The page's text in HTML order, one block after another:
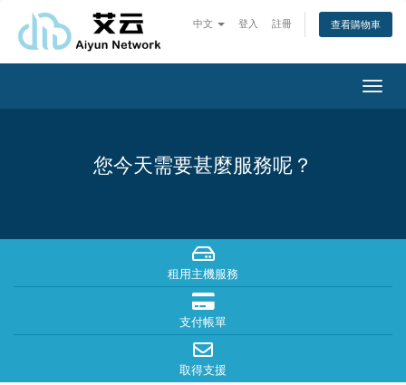
中文 登入 註冊 查看購物車
您今天需要甚麼服務呢？
租用主機服務
支付帳單
取得支援